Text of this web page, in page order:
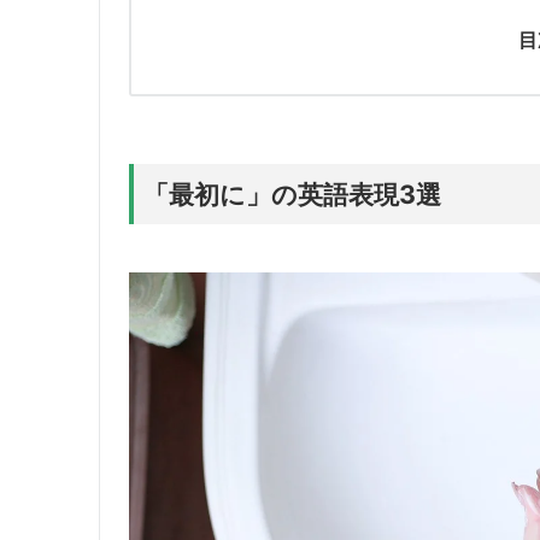
「最初に」の英語表現3選